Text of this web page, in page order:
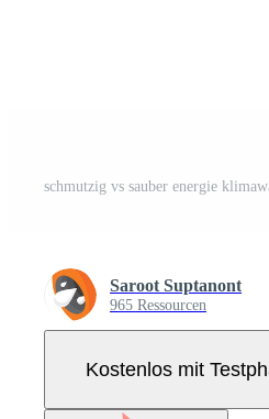
Saroot Suptanont
965 Ressourcen
Kostenlos mit